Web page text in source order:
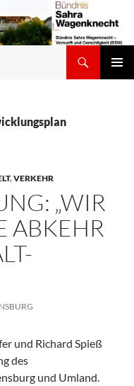
,VERKEHR
„WIR
ABKEHR
und Richard Spieß
des
und Umland.